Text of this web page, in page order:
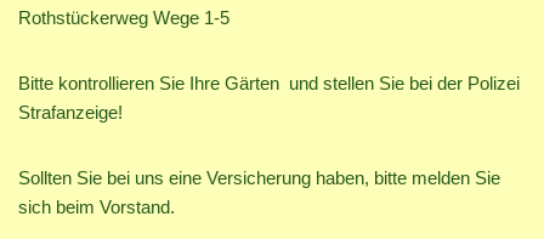
Rothstückerweg Wege 1-5
Bitte kontrollieren Sie Ihre Gärten und stellen Sie bei der Polizei
Strafanzeige!
Sollten Sie bei uns eine Versicherung haben, bitte melden Sie
sich beim Vorstand.